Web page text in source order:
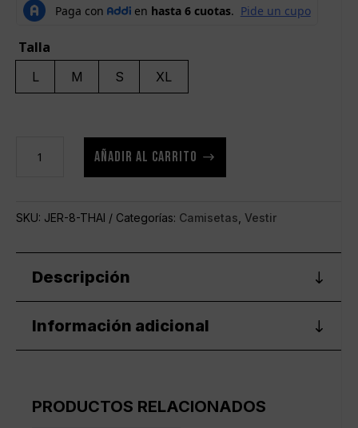
Talla
L M S XL
Jersey
AÑADIR AL CARRITO
SKU: JER-8-THAI Categorías: Camisetas, Vestir
Descripción
Información adicional
PRODUCTOS RELACIONADOS